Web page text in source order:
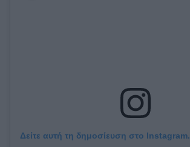
Δείτε αυτή τη δημοσίευση στο Instagram.